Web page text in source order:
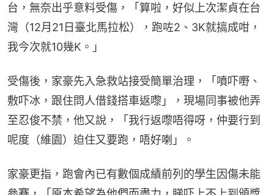
台，無奈出乎意料受傷，「算啦，好似上次潔貞在台
灣（12月21日臺北馬拉松），跑咗2、3K就搞成咁，
我今次就10幾K。」
受傷後，家豪先入急救站接受簡單治理，「噴吓嘢、
敷吓冰，跟住問人借錢搭車返嚟」，現場同事被他弄
至忍俊不禁，他又說，「我行返嚟唔得呀，仲要行到
呢度（維園）迫住又要跑，唔好喇」。
家豪更指，跑會內已有數個成績前列的學生因傷未能